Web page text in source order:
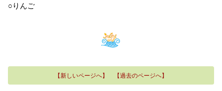
○りんご
【新しいページへ】 【過去のページへ】